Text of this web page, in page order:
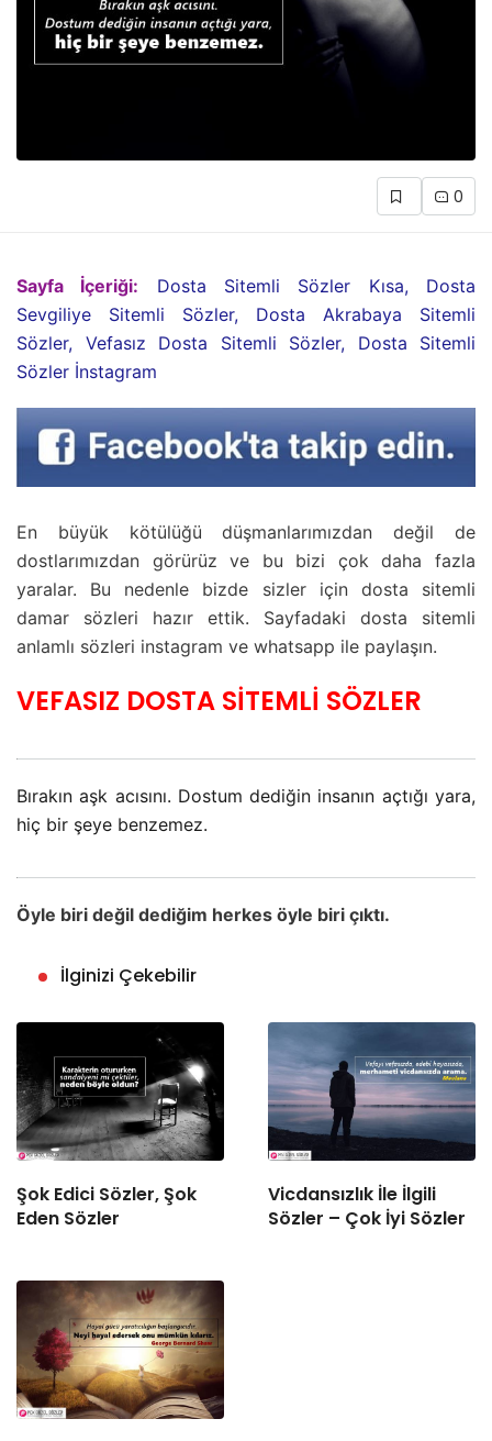
0
Sayfa İçeriği:
Dosta Sitemli Sözler Kısa, Dosta
Sevgiliye Sitemli Sözler, Dosta Akrabaya Sitemli
Sözler, Vefasız Dosta Sitemli Sözler, Dosta Sitemli
Sözler İnstagram
En büyük kötülüğü düşmanlarımızdan değil de
dostlarımızdan görürüz ve bu bizi çok daha fazla
yaralar. Bu nedenle bizde sizler için dosta sitemli
damar sözleri hazır ettik. Sayfadaki dosta sitemli
anlamlı sözleri instagram ve whatsapp ile paylaşın.
VEFASIZ DOSTA SİTEMLİ SÖZLER
Bırakın aşk acısını. Dostum dediğin insanın açtığı yara,
hiç bir şeye benzemez.
Öyle biri değil dediğim herkes öyle biri çıktı.
İlginizi Çekebilir
Şok Edici Sözler, Şok
Eden Sözler
Vicdansızlık İle İlgili
Sözler – Çok İyi Sözler